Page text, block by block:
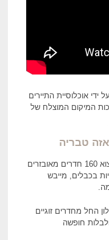
אוכלוסיית התיירים
המיקום המוצלח של
טבריה
בבית המלון רויאל פלאזה בטבריה ניתן למצוא 160 חדרים מאובזרים
בכבלים, מייבש
החל מחדרים זוגיים
חופשה